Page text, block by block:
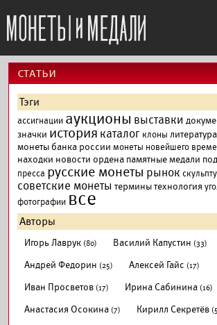
cтатьи
Тэги
ассигнации аукционы выставки
значки история каталог клоны литература
монеты банка россии монеты новейшего
находки новости ордена памятные медали
пресса русские монеты рынок
советские монеты терминытехнология
фотографии все
Авторы
Игорь Лаврук (80) Василий Капустин (33)
Андрей Федорин (25) Алексей Гайс (17)
Иван Просветов (17) Ирина Сабинина (16)
Анастасия Осокина (7) Кирилл Секретёв